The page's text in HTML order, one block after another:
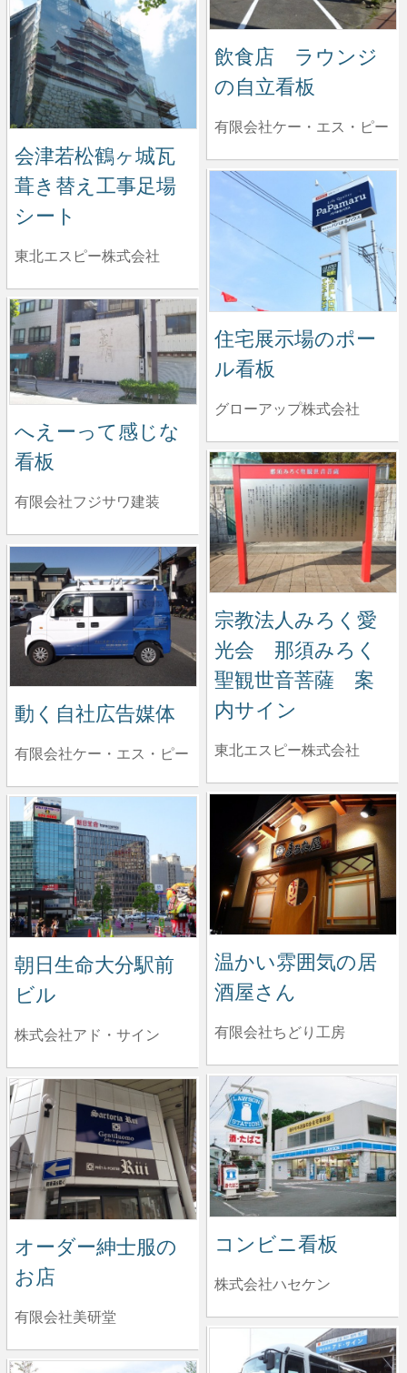
飲食店 ラウンジ
の自立看板
有限会社ケー・エス・ピー
会津若松鶴ヶ城瓦
葺き替え工事足場
シート
東北エスピー株式会社
住宅展示場のポー
ル看板
グローアップ株式会社
へえーって感じな
看板
有限会社フジサワ建装
宗教法人みろく愛
光会 那須みろく
聖観世音菩薩 案
内サイン
東北エスピー株式会社
動く自社広告媒体
有限会社ケー・エス・ピー
温かい雰囲気の居
酒屋さん
有限会社ちどり工房
朝日生命大分駅前
ビル
株式会社アド・サイン
コンビニ看板
株式会社ハセケン
オーダー紳士服の
お店
有限会社美研堂